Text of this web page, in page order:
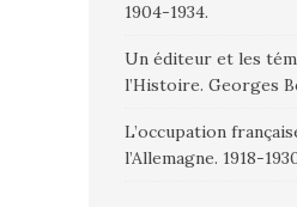
1904-1934.
Un éditeur et les
l’Histoire. Georges
L’occupation
l’Allemagne. 1918-